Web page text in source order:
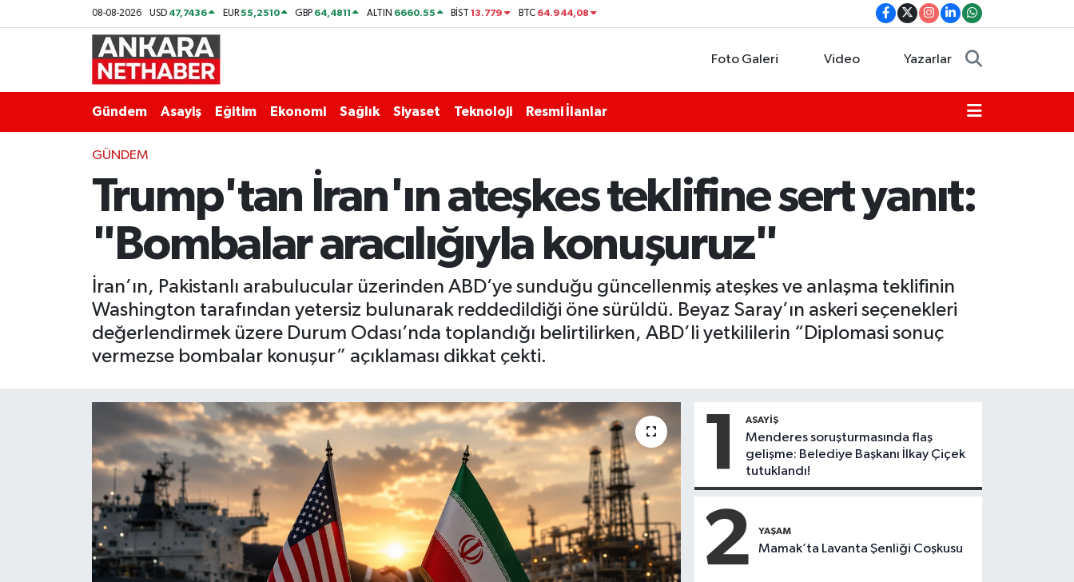
08-08-2026 USD 47,7436 EUR55,2510 GBP 64,4811 ALTIN 6660.55 BİST13.779 BTC 64.944,08
Foto Galeri Video Yazarlar
Gündem Asayiş Eğitim Ekonomi Sağlık Siyaset Teknoloji Resmi İlanlar
GÜNDEM
Trump'tan İran'ın ateşkes teklifine sert yanıt:
"Bombalar aracılığıyla konuşuruz"
İran’ın, Pakistanlı arabulucular üzerinden ABD’ye sunduğu güncellenmiş ateşkes ve anlaşma teklifinin
Washington tarafından yetersiz bulunarak reddedildiği öne sürüldü. Beyaz Saray’ın askeri seçenekleri
değerlendirmek üzere Durum Odası’nda toplandığı belirtilirken, ABD’li yetkililerin “Diplomasi sonuç
vermezse bombalar konuşur” açıklaması dikkat çekti.
1 ASAYIŞ
Menderes soruşturmasında flaş
gelişme: Belediye Başkanı İlkay Çiçek
tutuklandı!
2 YAŞAM
Mamak’ta Lavanta Şenliği Coşkusu
Ekonomi
Gündem
Kim Kimdir Nereli
Resmi İlanlar
Teknoloji
Ankara Hava Durumu
Tüm Manşetler
Son Dakika Haberleri